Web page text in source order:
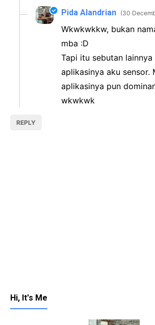
REPLY
Pida Alandrian 30
Wkwkwkkw, bukan
mba :D
Tapi itu sebutan lainnya
aplikasinya aku sensor.
aplikasinya pun
wkwkwk
Hi, It's Me